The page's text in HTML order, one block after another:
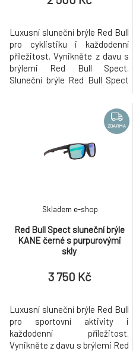
Luxusní sluneční brýle Red Bull
pro cyklistiku i každodenní
příležitost. Vynikněte z davu s
brýlemi Red Bull Spect.
Sluneční brýle Red Bull Spect
sklo Ochranný UV filtr: UV400
Úroveň ochrany před světlem:
podmínky, intenzivní sluneční
záření, vynikající o
ZDARMA
Red Bull Spect sluneční brýle
KANE černé s purpurovými
skly
Skladem e-shop
3 750 Kč
Luxusní sluneční brýle Red Bull
pro sportovní aktivity i
každodenní příležitost.
Vynikněte z davu s brýlemi Red